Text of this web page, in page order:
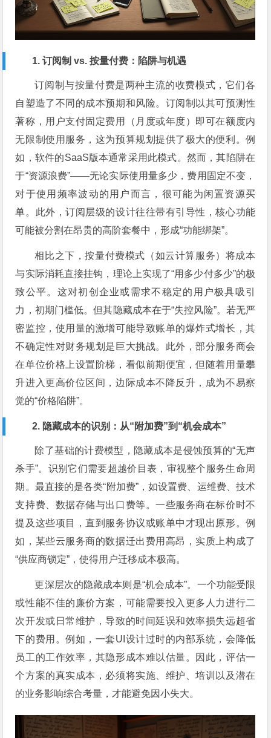
1. 订阅制 vs. 按量付费：陷阱与机遇
订阅制与按量付费是两种主流的收费模式，它们各
自塑造了不同的成本预期和风险。订阅制以其可预测性
著称，用户支付固定费用（月度或年度）即可在额度内
无限制使用服务，这为预算规划提供了极大的便利。例
如，软件的SaaS版本通常采用此模式。然而，其陷阱在
于“资源浪费”——无论实际使用量多少，费用固定不变，
对于使用频率波动的用户而言，很可能为闲置资源买
单。此外，订阅层级的设计往往带有引导性，核心功能
可能被分割在昂贵的高阶套餐中，形成“功能绑架”。
相比之下，按量付费模式（如云计算服务）将成本
与实际消耗直接挂钩，理论上实现了“用多少付多少”的极
致公平。这对初创企业或需求不稳定的用户极具吸引
力，初期门槛低。但其隐藏成本在于“失控风险”。若无严
密监控，使用量的激增可能导致账单的爆炸式增长，其
不确定性对财务规划是巨大挑战。此外，部分服务商会
在单位价格上设置阶梯，看似前期便宜，但随着用量攀
升进入更高价位区间，边际成本不降反升，成为不易察
觉的“价格陷阱”。
2. 隐藏成本的识别：从“附加费”到“机会成本”
除了基础的计费模型，隐藏成本是侵蚀预算的“无声
杀手”。识别它们需要超越价目表，审视整个服务生命周
期。最直接的是各类“附加费”，如设置费、运维费、技术
支持费、数据存储与出口费等。一些服务商在标价时不
提及这些项目，直到服务协议或账单中才现出原形。例
如，某些云服务商的数据迁出费用高昂，实质上构成了
“供应商锁定”，使得用户迁移成本极高。
更深层次的隐藏成本则是“机会成本”。一个功能受限
或性能不佳的廉价方案，可能需要投入更多人力进行二
次开发或日常维护，导致的时间延误和效率损失远超省
下的费用。例如，一套UI设计过时的内部系统，会降低
员工的工作效率，其隐形成本难以估量。因此，评估一
个方案的真实成本，必须将实施、维护、培训以及潜在
的业务影响综合考量，才能避免因小失大。